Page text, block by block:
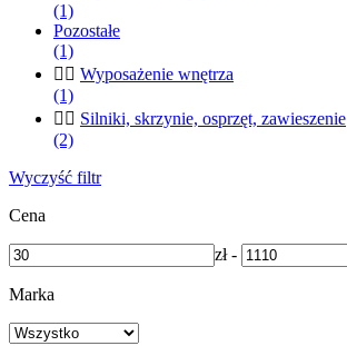
(1)
Pozostałe
(1)
  Wyposażenie wnętrza
(1)
  Silniki, skrzynie, osprzęt, zawieszenie
(2)
Wyczyść filtr
Cena
zł -
Marka